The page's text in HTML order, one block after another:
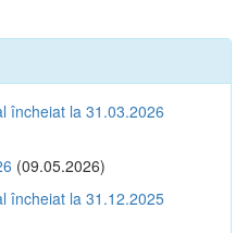
încheiat la 31.03.2026
(09.05.2026)
încheiat la 31.12.2025